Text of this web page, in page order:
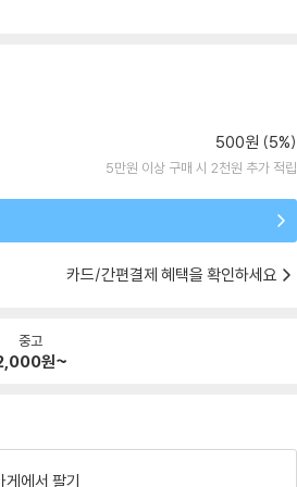
500원 (5%)
5만원 이상 구매 시 2천원 추가 적립
카드/간편결제 혜택을 확인하세요
중고
원~
게에서 팔기